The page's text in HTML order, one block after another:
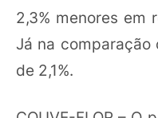
2,3% menores em
Já na
de 2,1%.